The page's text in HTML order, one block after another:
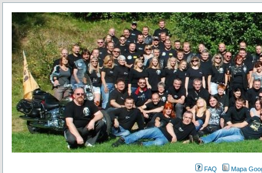
FAQ
Mapa